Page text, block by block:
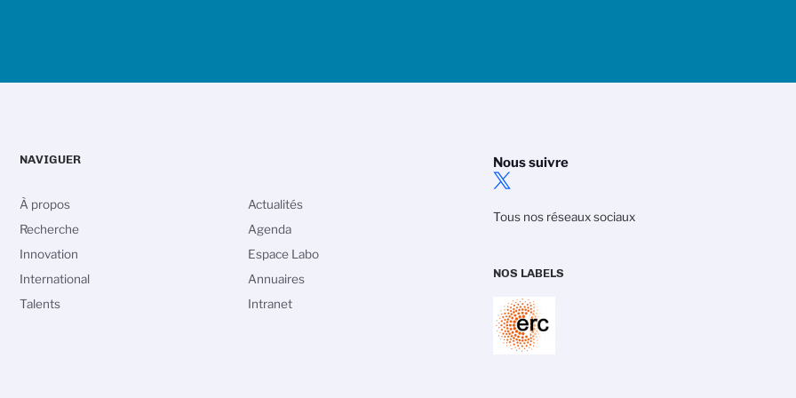
Nous suivre
Tous nos réseaux sociaux
NOS LABELS
NAVIGUER
À propos
Recherche
Innovation
International
Talents
Actualités
Agenda
Espace Labo
Annuaires
Intranet